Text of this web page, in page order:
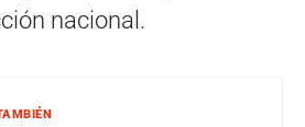
nacional.